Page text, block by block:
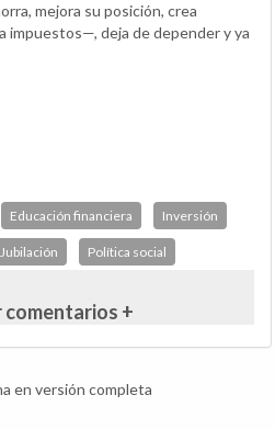
mejora su posición, crea
impuestos—, deja de depender y ya
Educación financiera Inversión
Jubilación Política social
+
en versión completa